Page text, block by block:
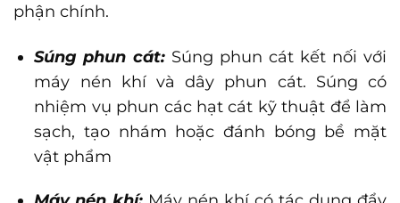
phận chính.
Súng phun cát:Súng phun cát kết nối với
máy nén khí và dây phun cát. Súng có
nhiệm vụ phun các hạt cát kỹ thuật để làm
sạch, tạo nhám hoặc đánh bóng bề mặt
vật phẩm